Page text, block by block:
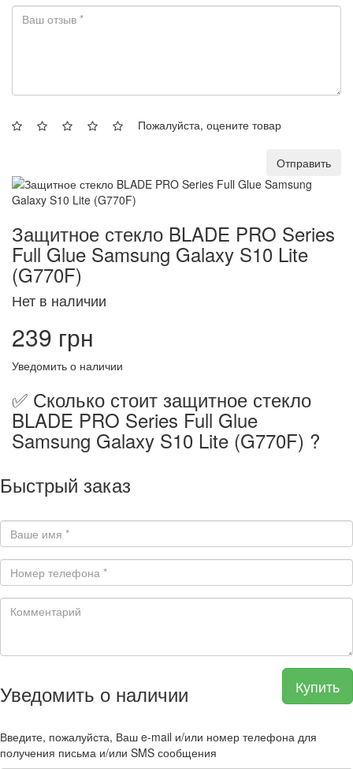
Пожалуйста, оцените товар
Отправить
Защитное стекло BLADE PRO Series
Full Glue Samsung Galaxy S10 Lite
(G770F)
Нет в наличии
239 грн
Уведомить о наличии
✅ Сколько стоит защитное стекло
BLADE PRO Series Full Glue
Samsung Galaxy S10 Lite (G770F) ?
Быстрый заказ
Купить
Уведомить о наличии
Введите, пожалуйста, Ваш e-mail и/или номер телефона для
получения письма и/или SMS сообщения